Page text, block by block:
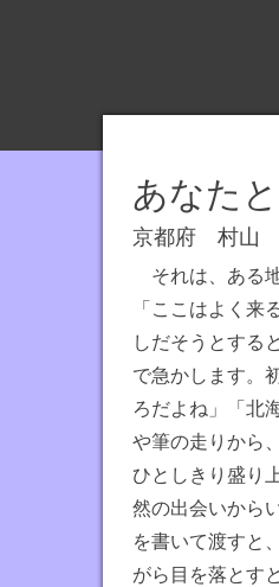
あなた
京都府 村山
それは、ある
「ここはよく
しだそうとする
で急かします。
ろだよね」「北
や筆の走りから
ひとしきり盛り
然の出会いから
を書いて渡すと
がら目を落とす